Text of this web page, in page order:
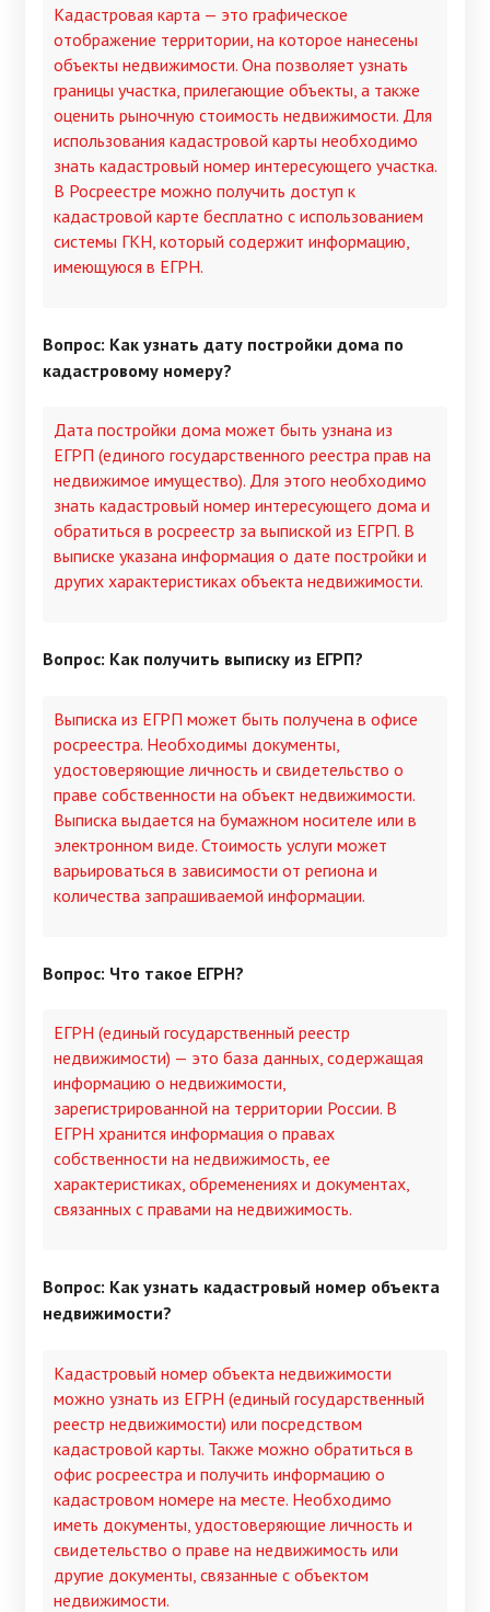
Кадастровая карта — это графическое
отображение территории, на которое нанесены
объекты недвижимости. Она позволяет узнать
границы участка, прилегающие объекты, а также
оценить рыночную стоимость недвижимости. Для
использования кадастровой карты необходимо
знать кадастровый номер интересующего участка.
В Росреестре можно получить доступ к
кадастровой карте бесплатно с использованием
системы ГКН, который содержит информацию,
имеющуюся в ЕГРН.
Вопрос: Как узнать дату постройки дома по
кадастровому номеру?
Дата постройки дома может быть узнана из
ЕГРП (единого государственного реестра прав на
недвижимое имущество). Для этого необходимо
знать кадастровый номер интересующего дома и
обратиться в росреестр за выпиской из ЕГРП. В
выписке указана информация о дате постройки и
других характеристиках объекта недвижимости.
Вопрос: Как получить выписку из ЕГРП?
Выписка из ЕГРП может быть получена в офисе
росреестра. Необходимы документы,
удостоверяющие личность и свидетельство о
праве собственности на объект недвижимости.
Выписка выдается на бумажном носителе или в
электронном виде. Стоимость услуги может
варьироваться в зависимости от региона и
количества запрашиваемой информации.
Вопрос: Что такое ЕГРН?
ЕГРН (единый государственный реестр
недвижимости) — это база данных, содержащая
информацию о недвижимости,
зарегистрированной на территории России. В
ЕГРН хранится информация о правах
собственности на недвижимость, ее
характеристиках, обременениях и документах,
связанных с правами на недвижимость.
Вопрос: Как узнать кадастровый номер объекта
недвижимости?
Кадастровый номер объекта недвижимости
можно узнать из ЕГРН (единый государственный
реестр недвижимости) или посредством
кадастровой карты. Также можно обратиться в
офис росреестра и получить информацию о
кадастровом номере на месте. Необходимо
иметь документы, удостоверяющие личность и
свидетельство о праве на недвижимость или
другие документы, связанные с объектом
недвижимости.